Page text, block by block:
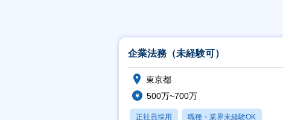
企業法務（未経験可）
東京都
500万~700万
正社員採用 職種・業界未経験OK